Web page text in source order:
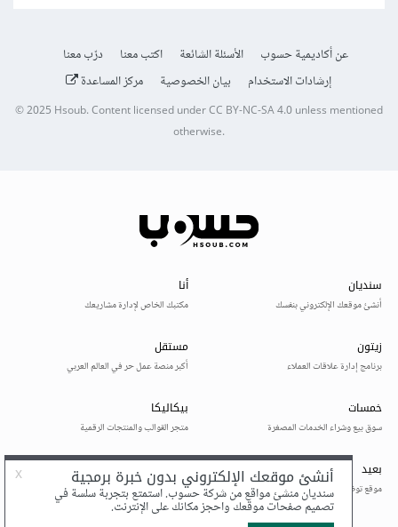
عن أكاديمية حسوب الأسئلة الشائعة اكتب معنا
درّب معنا
إرشادات الاستخدام
بيان الخصوصية مركز المساعدة
© 2025 Hsoub.Content licensed underCC BY-NC-SA 4.0unless mentioned
otherwise.